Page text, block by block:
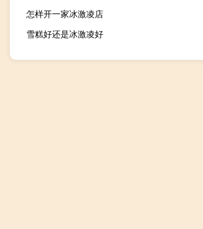
怎样开一家冰激凌店
雪糕好还是冰激凌好